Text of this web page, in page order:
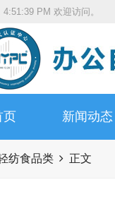
4:51:40 PM 欢迎访问。
页 新闻动态
纺食品类 正文